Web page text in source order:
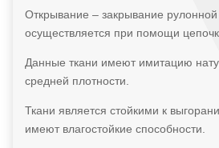
Открывание – закрывание
осуществляется при помощи
Данные ткани имеют имитацию
средней плотности.
Ткани является стойкими к
имеют влагостойкие способности.